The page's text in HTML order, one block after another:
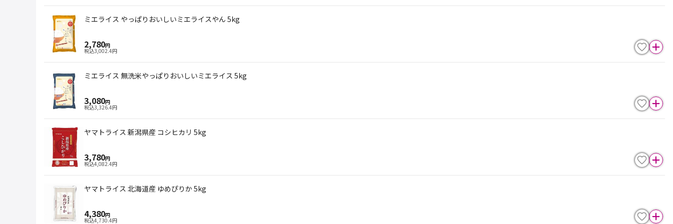
ミエライス やっぱりおいしいミエライスやん 5kg
2,780円
税込3,002.4円
ミエライス 無洗米やっぱりおいしいミエライス 5kg
3,080円
税込3,326.4円
ヤマトライス 新潟県産 コシヒカリ 5kg
3,780円
税込4,082.4円
ヤマトライス 北海道産 ゆめぴりか 5kg
4,380円
税込4,730.4円